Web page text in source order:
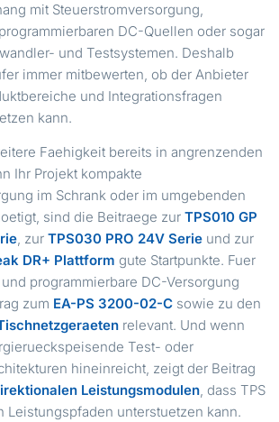
mit Steuerstromversorgung,
DC-Quellen oder sogar
und Testsystemen. Deshalb
immer mitbewerten, ob der Anbieter
und Integrationsfragen
kann.
Faehigkeit bereits in angrenzenden
Ihr Projekt kompakte
im Schrank oder im umgebenden
sind die Beitraege zurTPS010 GP
, zurTPS030 PRO 24V Serie und zur
DR+ Plattform gute Startpunkte. Fuer
programmierbare DC-Versorgung
zum EA-PS 3200-02-C sowie zu den
relevant. Und wenn
Test- oder
hineinreicht, zeigt der Beitrag
Leistungsmodulen, dass TPS
Leistungspfaden unterstuetzen kann.